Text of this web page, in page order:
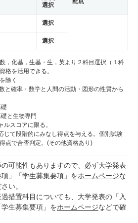
選択
選択
選択
，化基，生基・生，英より２科目選択（１科
格を活用できる。
除く
と確率・数学と人間の活動・図形の性質から
と生物専門
スコアに限る。
じて段階的にみなし得点を与える。個別試験
点で合否判定。(その他資格あり)
可能性もありますので、必ず大学発表
」「学生募集要項」をホームページな
い。
措置科目についても、大学発表の「入
生募集要項」をホームページなどで確